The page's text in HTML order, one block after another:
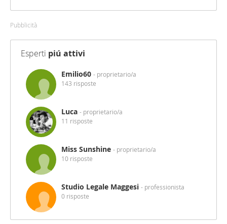
Pubblicità
Esperti piú attivi
Emilio60 - proprietario/a
143 risposte
Luca - proprietario/a
11 risposte
Miss Sunshine - proprietario/a
10 risposte
Studio Legale Maggesi - professionista
0 risposte